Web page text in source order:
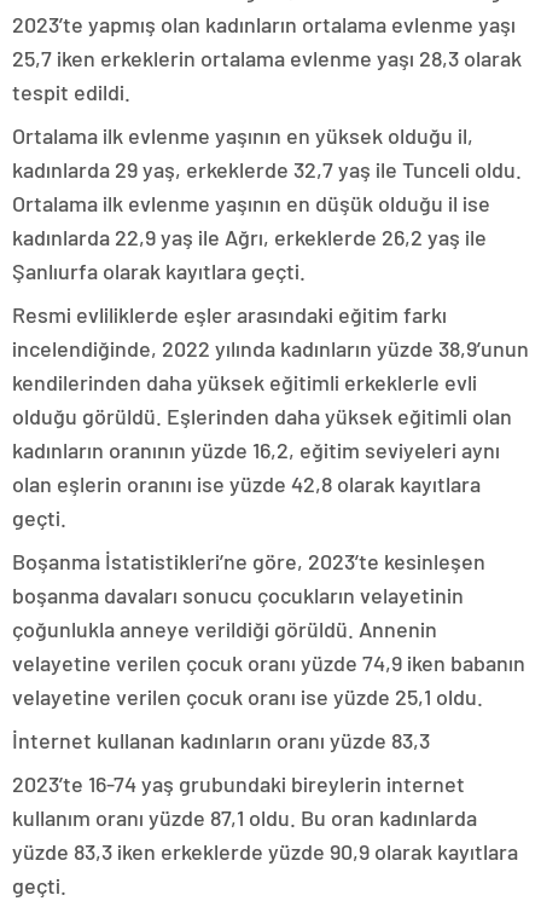
2023’te yapmış olan kadınların ortalama evlenme yaşı
25,7 iken erkeklerin ortalama evlenme yaşı 28,3 olarak
tespit edildi.
Ortalama ilk evlenme yaşının en yüksek olduğu il,
kadınlarda 29 yaş, erkeklerde 32,7 yaş ile Tunceli oldu.
Ortalama ilk evlenme yaşının en düşük olduğu il ise
kadınlarda 22,9 yaş ile Ağrı, erkeklerde 26,2 yaş ile
Şanlıurfa olarak kayıtlara geçti.
Resmi evliliklerde eşler arasındaki eğitim farkı
incelendiğinde, 2022 yılında kadınların yüzde 38,9’unun
kendilerinden daha yüksek eğitimli erkeklerle evli
olduğu görüldü. Eşlerinden daha yüksek eğitimli olan
kadınların oranının yüzde 16,2, eğitim seviyeleri aynı
olan eşlerin oranını ise yüzde 42,8 olarak kayıtlara
geçti.
Boşanma İstatistikleri’ne göre, 2023’te kesinleşen
boşanma davaları sonucu çocukların velayetinin
çoğunlukla anneye verildiği görüldü. Annenin
velayetine verilen çocuk oranı yüzde 74,9 iken babanın
velayetine verilen çocuk oranı ise yüzde 25,1 oldu.
İnternet kullanan kadınların oranı yüzde 83,3
2023’te 16-74 yaş grubundaki bireylerin internet
kullanım oranı yüzde 87,1 oldu. Bu oran kadınlarda
yüzde 83,3 iken erkeklerde yüzde 90,9 olarak kayıtlara
geçti.